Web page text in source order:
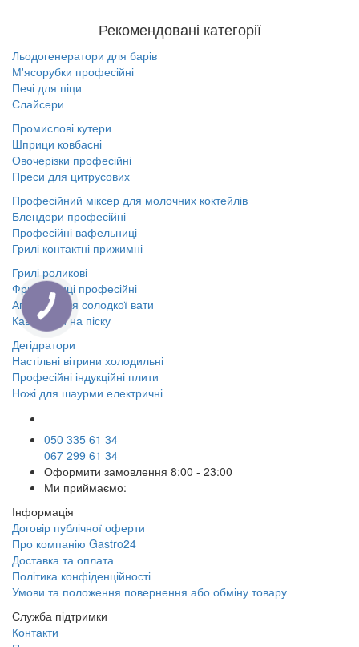
Рекомендовані категорії
Льодогенератори для барів
М'ясорубки професійні
Печі для піци
Слайсери
Промислові кутери
Шприци ковбасні
Овочерізки професійні
Преси для цитрусових
Професійний міксер для молочних коктейлів
Блендери професійні
Професійні вафельниці
Грилі контактні прижимні
Грилі роликові
Фритюрниці професійні
Апарати для солодкої вати
Кавоварки на піску
Дегідратори
Настільні вітрини холодильні
Професійні індукційні плити
Ножі для шаурми електричні
050 335 61 34
067 299 61 34
Оформити замовлення 8:00 - 23:00
Ми приймаємо:
Інформація
Договір публічної оферти
Про компанію Gastro24
Доставка та оплата
Політика конфіденційності
Умови та положення повернення або обміну товару
Служба підтримки
Контакти